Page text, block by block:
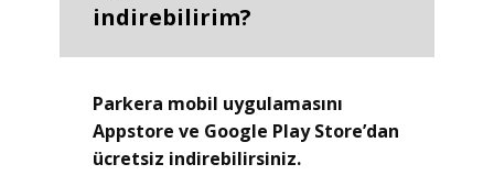
indirebilirim?
Parkera mobil uygulamasını
Appstore ve Google Play Store’dan
ücretsiz indirebilirsiniz.